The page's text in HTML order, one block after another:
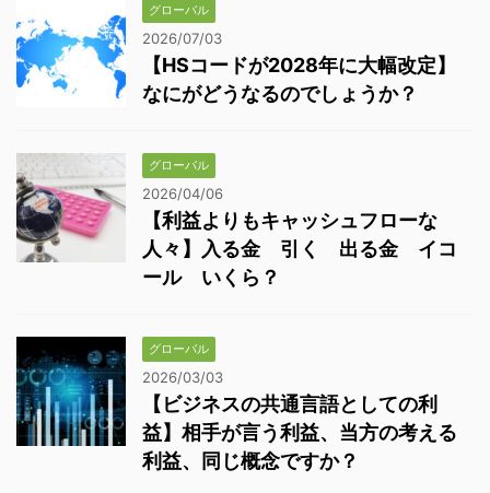
グローバル
2026/07/03
【HSコードが2028年に大幅改定】
なにがどうなるのでしょうか？
グローバル
2026/04/06
【利益よりもキャッシュフローな
人々】入る金 引く 出る金 イコ
ール いくら？
グローバル
2026/03/03
【ビジネスの共通言語としての利
益】相手が言う利益、当方の考える
利益、同じ概念ですか？